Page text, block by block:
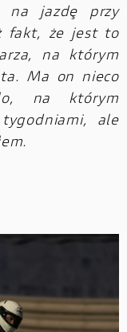
na jazdę przy
fakt, że jest to
na którym
Ma on nieco
na którym
ale